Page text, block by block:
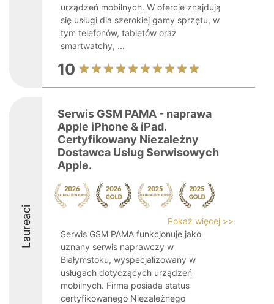
urządzeń mobilnych. W ofercie znajdują
się usługi dla szerokiej gamy sprzętu, w
tym telefonów, tabletów oraz
smartwatchy, ...
10
Laureaci
Serwis GSM PAMA - naprawa
Apple iPhone & iPad.
Certyfikowany Niezależny
Dostawca Usług Serwisowych
Apple.
Pokaż więcej >>
Serwis GSM PAMA funkcjonuje jako
uznany serwis naprawczy w
Białymstoku, wyspecjalizowany w
usługach dotyczących urządzeń
mobilnych. Firma posiada status
certyfikowanego Niezależnego